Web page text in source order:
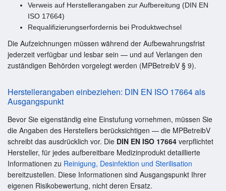
Verweis auf Herstellerangaben zur Aufbereitung (DIN EN
ISO 17664)
Requalifizierungserfordernis bei Produktwechsel
Die Aufzeichnungen müssen während der Aufbewahrungsfrist
jederzeit verfügbar und lesbar sein — und auf Verlangen den
zuständigen Behörden vorgelegt werden (MPBetreibV § 9).
Herstellerangaben einbeziehen: DIN EN ISO 17664 als
Ausgangspunkt
Bevor Sie eigenständig eine Einstufung vornehmen, müssen Sie
die Angaben des Herstellers berücksichtigen — die MPBetreibV
schreibt das ausdrücklich vor. Die DIN EN ISO 17664 verpflichtet
Hersteller, für jedes aufbereitbare Medizinprodukt detaillierte
Informationen zu Reinigung, Desinfektion und Sterilisation
bereitzustellen. Diese Informationen sind Ausgangspunkt Ihrer
eigenen Risikobewertung, nicht deren Ersatz.